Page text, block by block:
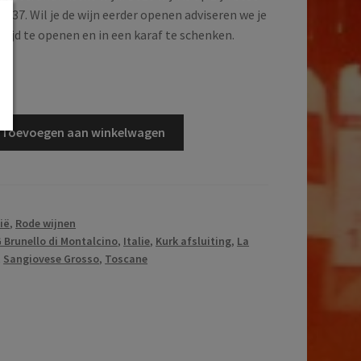
Wil je de wijn eerder openen adviseren we je
tijd te openen en in een karaf te schenken.
Toevoegen aan winkelwagen
, Rode wijnen
Brunello di Montalcino, Italie, Kurk afsluiting, La
Sangiovese Grosso, Toscane